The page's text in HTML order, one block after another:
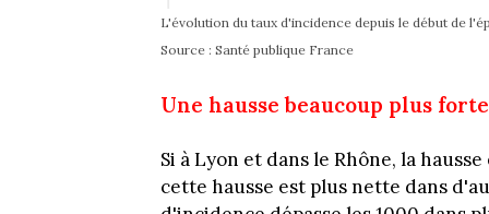
L'évolution du taux d'incidence depuis le début de
Source : Santé publique France
Une hausse beaucoup plus
Si à Lyon et dans le Rhône, la
cette hausse est plus nette dans